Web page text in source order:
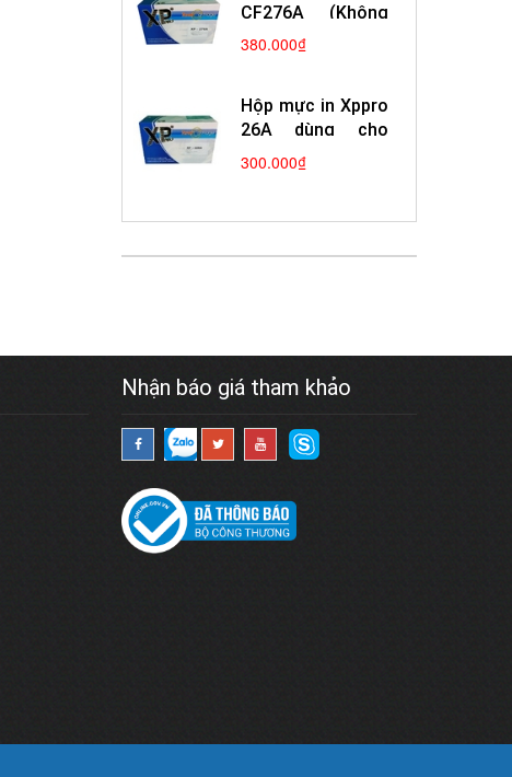
CF276A (Không
Chíp)
380.000₫
Hộp mực in Xppro
26A dùng cho
máy in laser Hp
300.000₫
Nhận báo giá tham khảo